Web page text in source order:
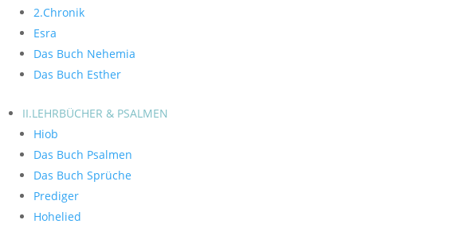
2.Chronik
Esra
Das Buch Nehemia
Das Buch Esther
II.LEHRBÜCHER & PSALMEN
Hiob
Das Buch Psalmen
Das Buch Sprüche
Prediger
Hohelied